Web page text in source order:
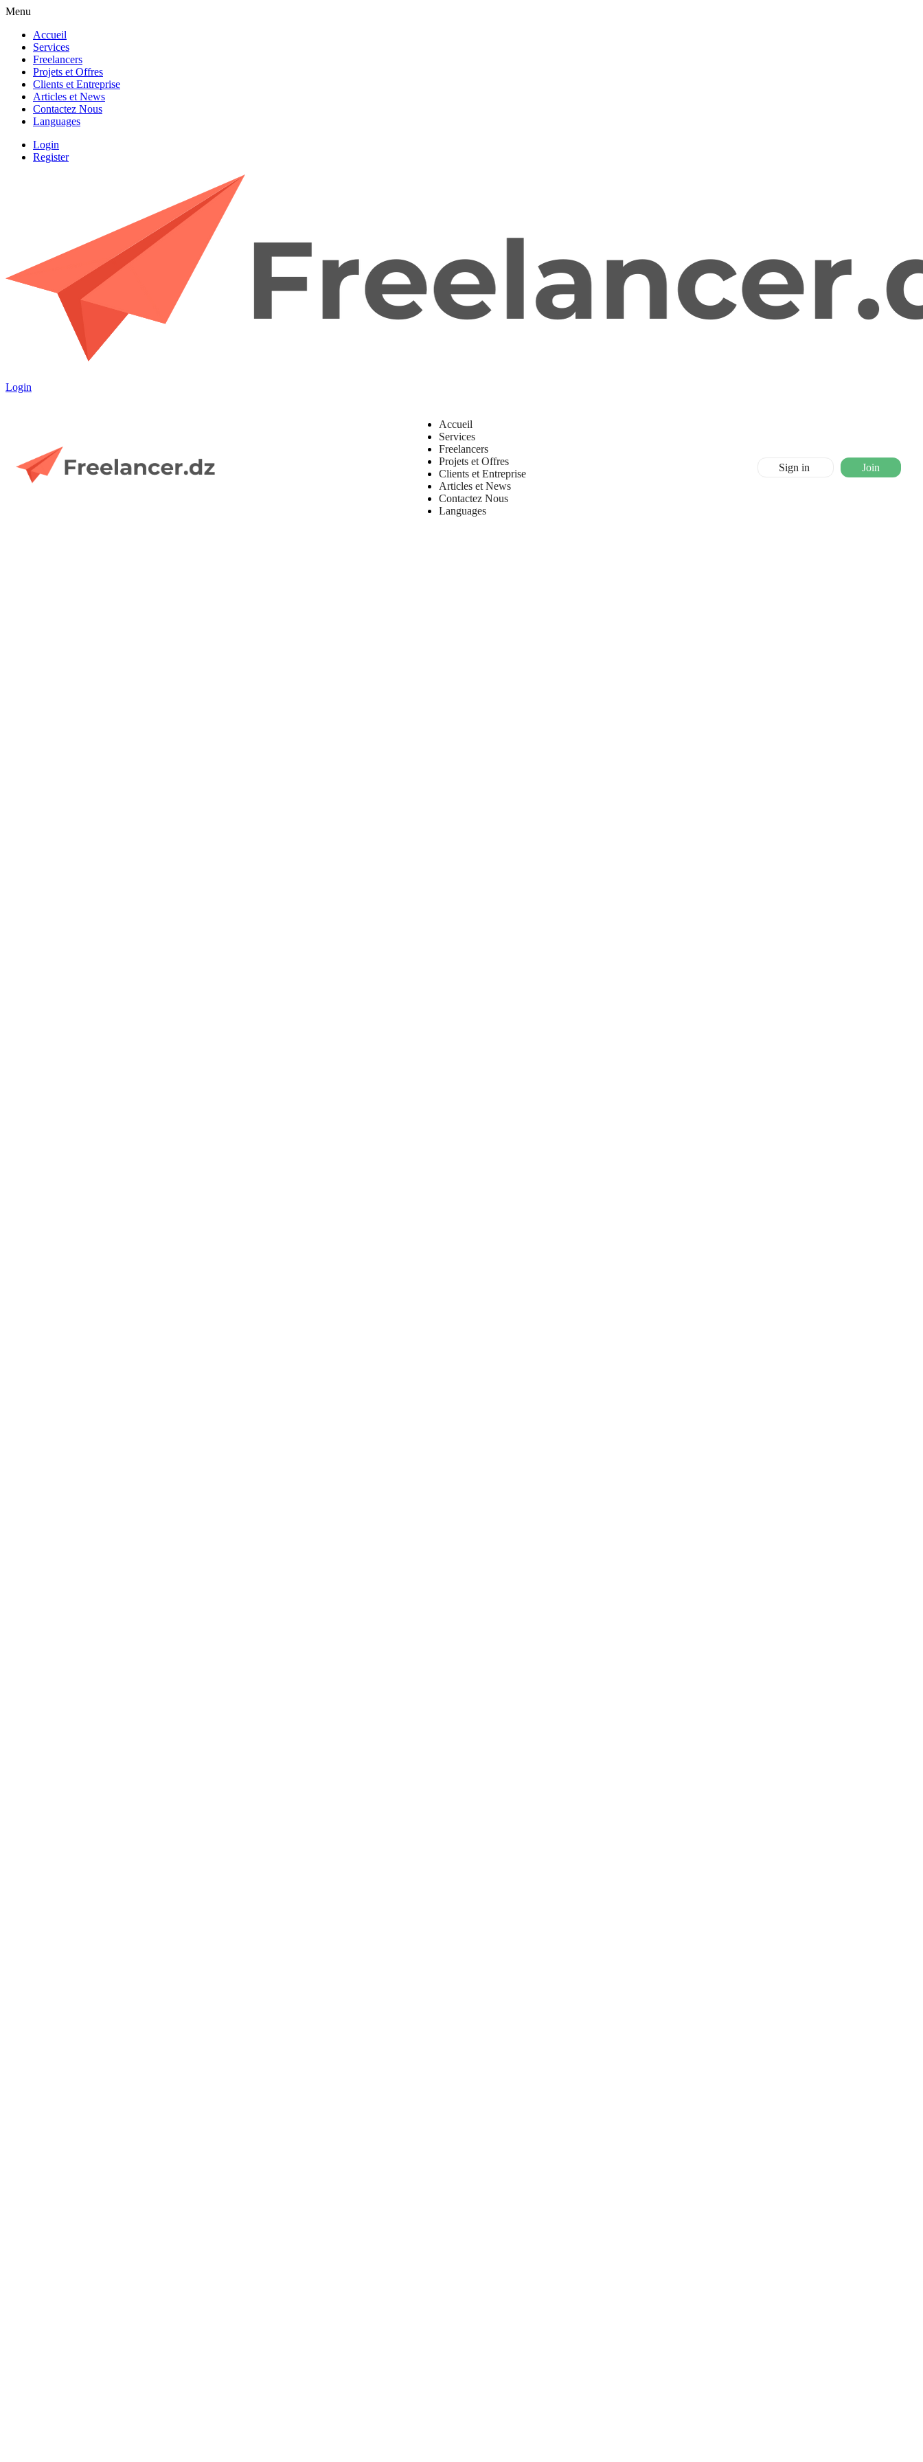
Menu
Accueil
Services
Freelancers
Projets et Offres
Clients et Entreprise
Articles et News
Contactez Nous
Languages
Login
Register
Login
Accueil
Services
Freelancers
Projets et Offres
Clients et Entreprise
Articles et News
Contactez Nous
Languages
Sign in Join